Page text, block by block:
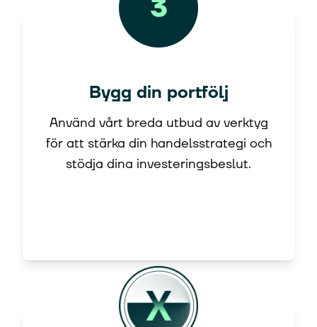
Bygg din portfölj
Använd vårt breda utbud av verktyg
för att stärka din handelsstrategi och
stödja dina investeringsbeslut.